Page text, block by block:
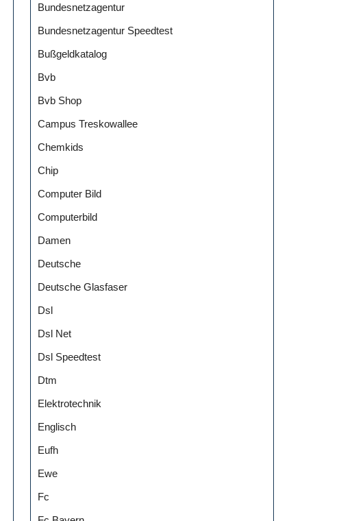
Bundesnetzagentur
Bundesnetzagentur Speedtest
Bußgeldkatalog
Bvb
Bvb Shop
Campus Treskowallee
Chemkids
Chip
Computer Bild
Computerbild
Damen
Deutsche
Deutsche Glasfaser
Dsl
Dsl Net
Dsl Speedtest
Dtm
Elektrotechnik
Englisch
Eufh
Ewe
Fc